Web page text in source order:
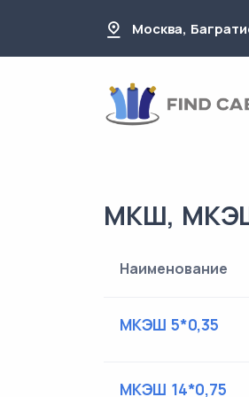
Москва,
МКШ,
Наименование
МКЭШ 5*0,35
МКЭШ 14*0,75